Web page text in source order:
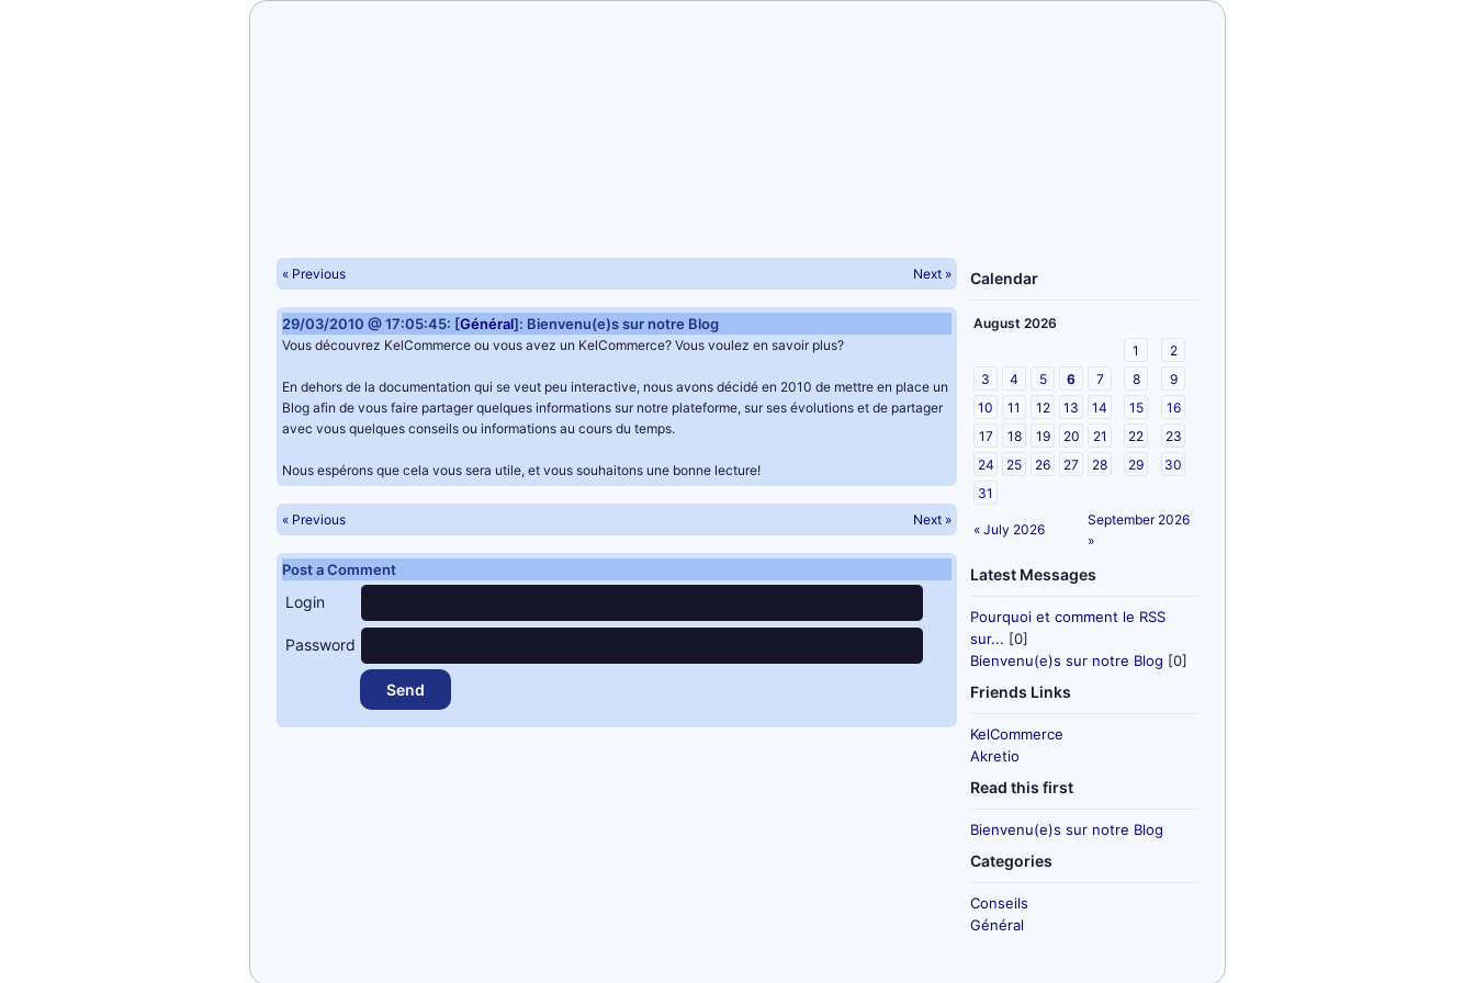
Calendar
August 2026
1
2
3
4 5 6 7 8
9
10
11 12 13 14 15
16
17
18 19 20 21 22
23
24
25 26 27 28 29
30
31
« July 2026
September 2026
»
Latest Messages
Pourquoi et comment le RSS
sur... [0]
Bienvenu(e)s sur notre Blog [0]
Friends Links
KelCommerce
Akretio
Read this first
Bienvenu(e)s sur notre Blog
Categories
Conseils
Général
Next »
« Previous
29/03/2010 @ 17:05:45: [Général]: Bienvenu(e)s sur notre Blog
Vous découvrez KelCommerce ou vous avez un KelCommerce? Vous voulez en savoir plus?
En dehors de la documentation qui se veut peu interactive, nous avons décidé en 2010 de mettre en place un
Blog afin de vous faire partager quelques informations sur notre plateforme, sur ses évolutions et de partager
avec vous quelques conseils ou informations au cours du temps.
Nous espérons que cela vous sera utile, et vous souhaitons une bonne lecture!
Next »
« Previous
Post a Comment
Login
Password